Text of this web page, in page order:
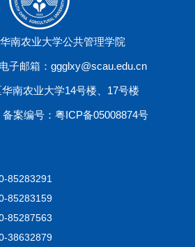
南农业大学公共管理学院
子邮箱：ggglxy@scau.edu.cn
南农业大学14号楼、17号楼
备案编号：粤ICP备05008874号
85283291
85283159
85287563
38632879